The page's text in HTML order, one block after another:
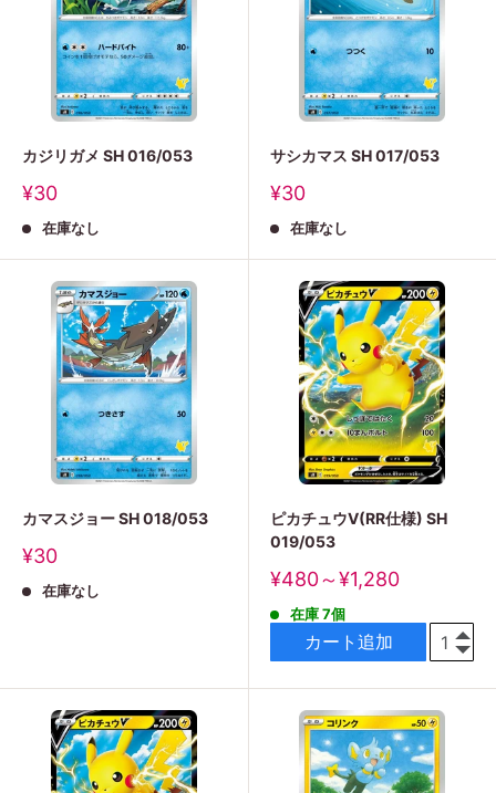
カジリガメ SH 016/053
販
価
¥30
在庫なし
サシカマス SH 017/053
販
価
¥30
在庫なし
カマスジョー SH 018/053
販
価
¥30
在庫なし
ピカチュウV(RR仕様) SH
019/053
販
価
¥480～¥1,280
在庫 7個
カート追加